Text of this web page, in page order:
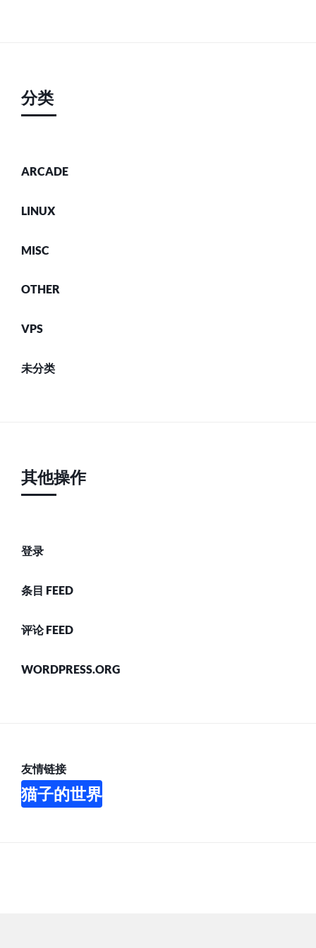
分类
ARCADE
LINUX
MISC
OTHER
VPS
未分类
其他操作
登录
条目 FEED
评论 FEED
WORDPRESS.ORG
友情链接
猫子的世界